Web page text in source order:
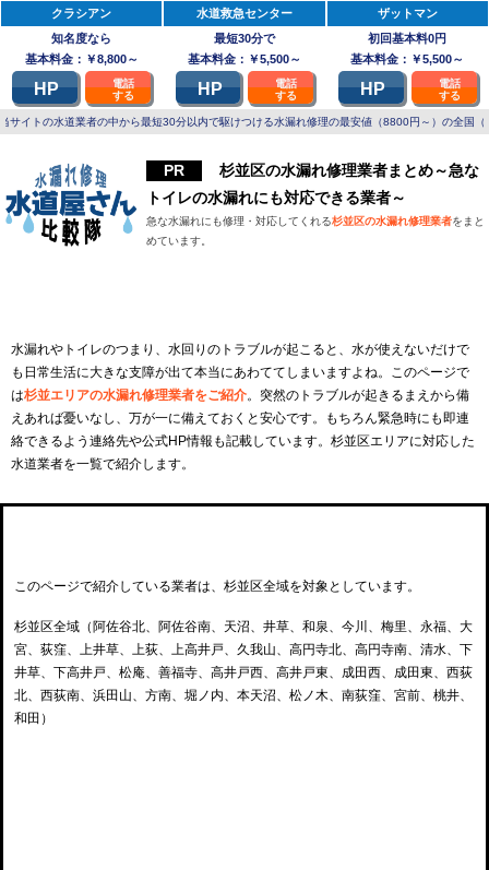
クラシアン
知名度なら
基本料金：￥8,800～
HP
電話
する
水道救急センター
最短30分で
基本料金：￥5,500～
HP
電話
する
ザットマン
初回基本料0円
基本料金：￥5,500～
HP
電話
する
当サイトの水道業者の中から最短30分以内で駆けつける水漏れ修理の最安値（8800円～）の全
杉並区の水漏れ修理業者まとめ～急な
トイレの水漏れにも対応できる業者～
急な水漏れにも修理・対応してくれる杉並区の水漏れ修理業者をまと
めています。
水漏れやトイレのつまり、水回りのトラブルが起こると、水が使えないだけで
も日常生活に大きな支障が出て本当にあわててしまいますよね。このページで
は杉並エリアの水漏れ修理業者をご紹介。突然のトラブルが起きるまえから備
えあれば憂いなし、万が一に備えておくと安心です。もちろん緊急時にも即連
絡できるよう連絡先や公式HP情報も記載しています。杉並区エリアに対応した
水道業者を一覧で紹介します。
このページで紹介している業者は、杉並区全域を対象としています。
杉並区全域（阿佐谷北、阿佐谷南、天沼、井草、和泉、今川、梅里、永福、大
宮、荻窪、上井草、上荻、上高井戸、久我山、高円寺北、高円寺南、清水、下
井草、下高井戸、松庵、善福寺、高井戸西、高井戸東、成田西、成田東、西荻
北、西荻南、浜田山、方南、堀ノ内、本天沼、松ノ木、南荻窪、宮前、桃井、
和田）